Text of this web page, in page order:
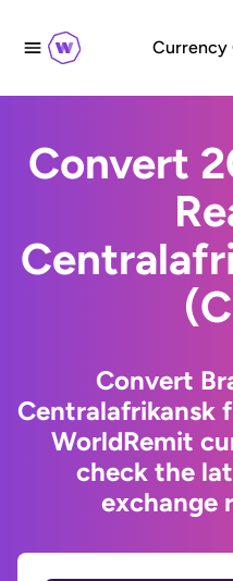
Currency
Convert
Convert
Centralafrikansk
WorldRemit
check the
exchange